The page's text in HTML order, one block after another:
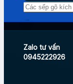
Zalo tư vấn
0945222926
Tìm
kiếm: